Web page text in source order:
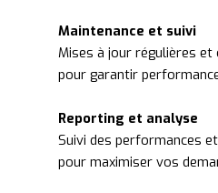
Maintenance et suivi
Mises à jour régulières
pour garantir
Reporting et analyse
Suivi des performances
pour maximiser vos